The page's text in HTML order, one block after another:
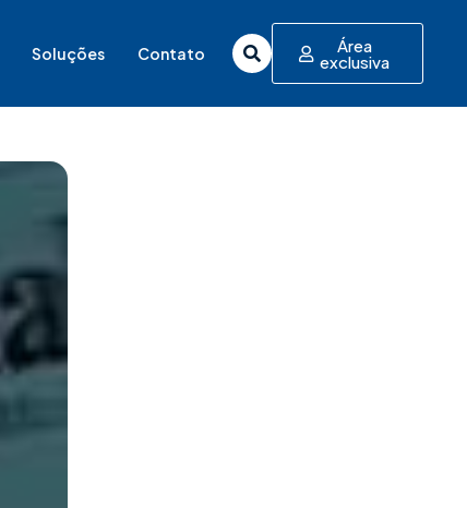
Soluções Contato Área
exclusiva